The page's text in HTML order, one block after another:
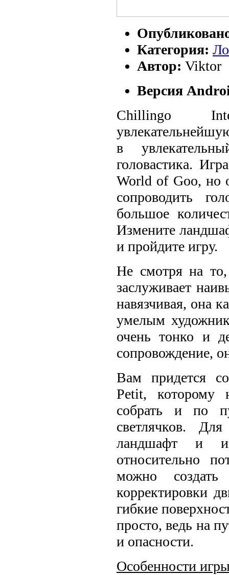
Категория:
Автор: Viktor
Версия
Chillingo
в
головастика.
World of Goo, но
сопроводить
большое
Измените
и пройдите игру.
Не смотря на то,
заслуживает
навязчивая, она
умелым
очень тонко и
сопровождение,
Вам придется
Petit, которому
собрать и по
светлячков.
ландшафт и
относительно
можно
корректировки
гибкие
просто, ведь на
и опасности.
Особенности